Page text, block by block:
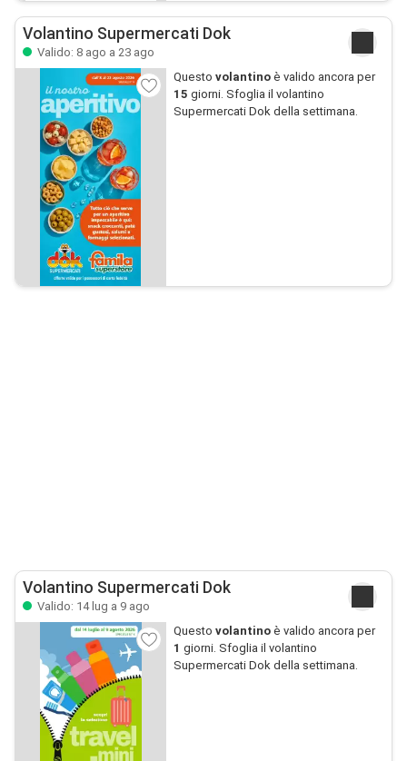
Volantino Supermercati Dok
Valido: 8 ago a 23 ago
Questo volantinoè valido ancora per
15 giorni. Sfoglia il volantino
Supermercati Dok della settimana.
Volantino Supermercati Dok
Valido: 14 lug a 9 ago
Questo volantinoè valido ancora per
1 giorni. Sfoglia il volantino
Supermercati Dok della settimana.